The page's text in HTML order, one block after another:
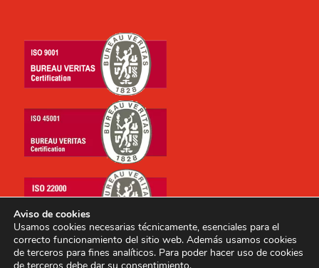
Aviso de cookies
Usamos cookies necesarias técnicamente, esenciales para el
correcto funcionamiento del sitio web. Además usamos cookies
de terceros para fines analíticos. Para poder hacer uso de cookies